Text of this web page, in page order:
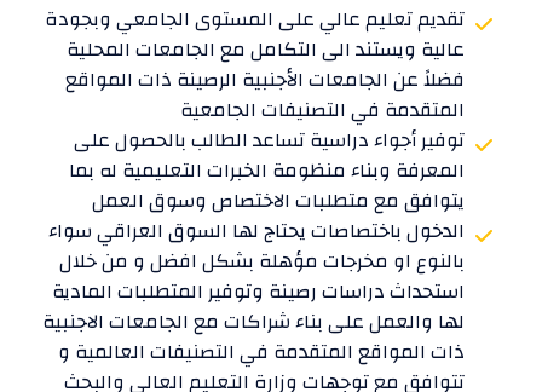
تقديم تعليم عالي على المستوى الجامعي وبجودة
عالية ويستند الى التكامل مع الجامعات المحلية
فضلاً عن الجامعات الأجنبية الرصينة ذات المواقع
المتقدمة في التصنيفات الجامعية
توفير أجواء دراسية تساعد الطالب بالحصول على
المعرفة وبناء منظومة الخبرات التعليمية له بما
يتوافق مع متطلبات الاختصاص وسوق العمل
الدخول باختصاصات يحتاج لها السوق العراقي سواء
بالنوع او مخرجات مؤهلة بشكل افضل و من خلال
استحداث دراسات رصينة وتوفير المتطلبات المادية
لها والعمل على بناء شراكات مع الجامعات الاجنبية
ذات المواقع المتقدمة في التصنيفات العالمية و
تتوافق مع توجهات وزارة التعليم العالي والبحث